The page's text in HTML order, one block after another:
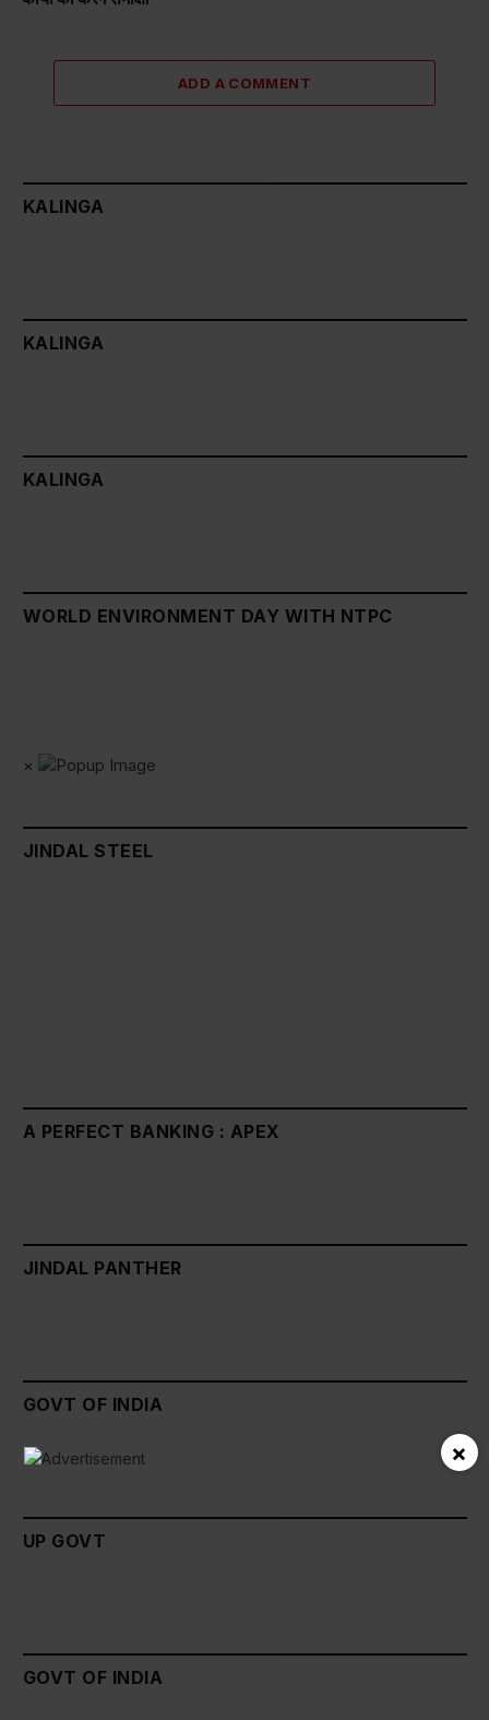
ADD A COMMENT
KALINGA
KALINGA
KALINGA
WORLD ENVIRONMENT DAY WITH NTPC
×
JINDAL STEEL
A PERFECT BANKING : APEX
JINDAL PANTHER
GOVT OF INDIA
UP GOVT
GOVT OF INDIA
×